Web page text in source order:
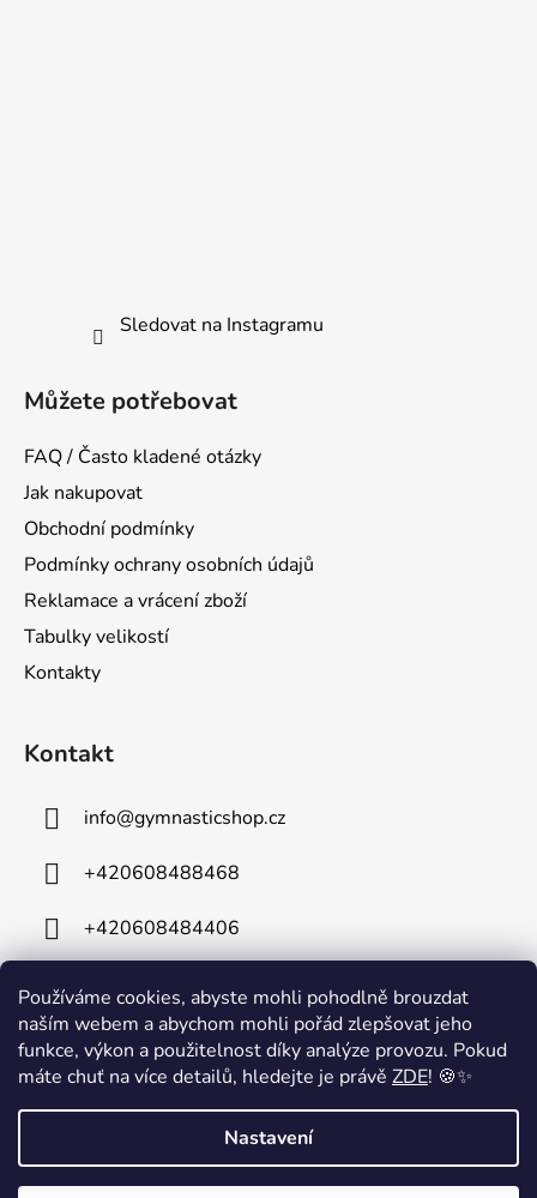
Používáme cookies, abyste mohli pohodlně brouzdat
naším webem a abychom mohli pořád zlepšovat jeho
funkce, výkon a použitelnost díky analýze provozu. Pokud
máte chuť na více detailů, hledejte je právě ZDE! 🍪✨
Nastavení
⚠️ Technické komplikace⚠️ Z důvodu technických problémů je mimo
provoz naše telefonní linka. Na odstranění závady intenzivně
pracujeme a omlouváme se za případné komplikace. V případě
potřeby nás prosím kontaktujte e-mailem na:
Sledovat na Instagramu
Můžete potřebovat
FAQ / Často kladené otázky
Jak nakupovat
Obchodní podmínky
Podmínky ochrany osobních údajů
Reklamace a vrácení zboží
Tabulky velikostí
Kontakty
Kontakt
info@gymnasticshop.cz
+420608488468
+420608484406